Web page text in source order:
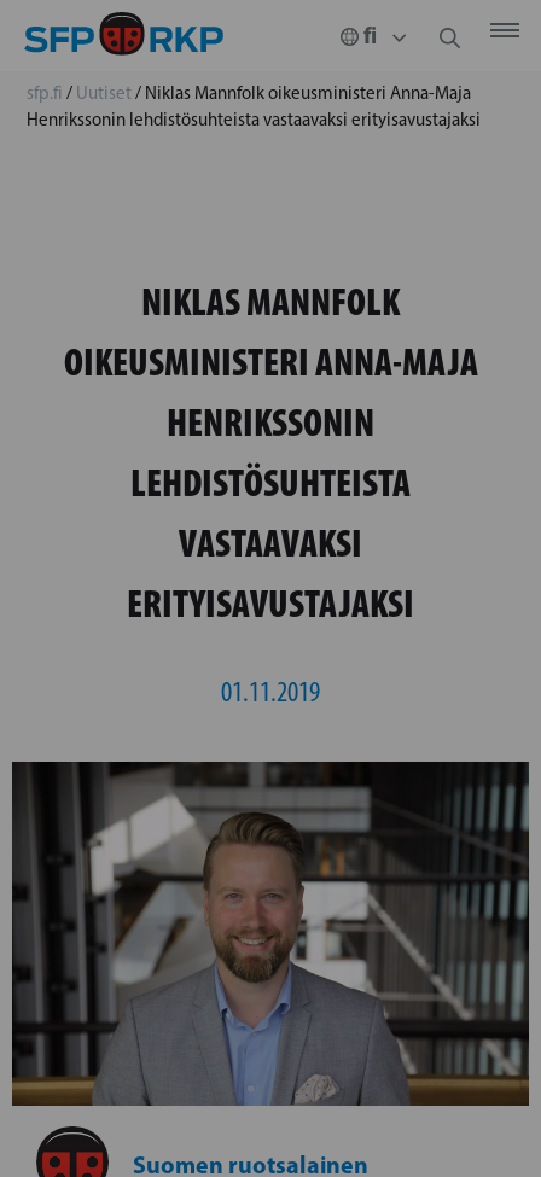
sfp.fi / Uutiset/ Niklas Mannfolk oikeusministeri Anna-Maja
Henrikssonin lehdistösuhteista vastaavaksi erityisavustajaksi
NIKLAS MANNFOLK
OIKEUSMINISTERI ANNA-MAJA
HENRIKSSONIN
LEHDISTÖSUHTEISTA
VASTAAVAKSI
ERITYISAVUSTAJAKSI
01.11.2019
Suomen ruotsalainen